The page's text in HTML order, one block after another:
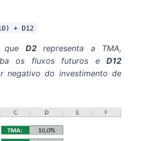
+ D12
que D2representa a TMA,
os fluxos futuros e D12
negativo do investimento de